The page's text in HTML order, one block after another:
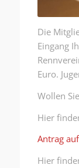
Die
Eingang
Euro.
Wollen
Hier
Antrag
Hier